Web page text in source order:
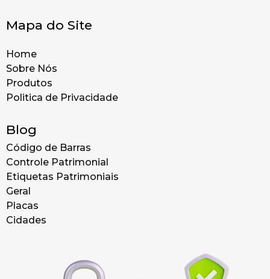
Mapa do Site
Home
Sobre Nós
Produtos
Politica de Privacidade
Blog
Código de Barras
Controle Patrimonial
Etiquetas Patrimoniais
Geral
Placas
Cidades